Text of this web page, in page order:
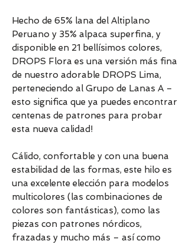
Hecho de 65% lana del Altiplano
Peruano y 35% alpaca superfina, y
disponible en 21 bellísimos colores,
DROPS Flora es una versión más fina
de nuestro adorable DROPS Lima,
perteneciendo al Grupo de Lanas A –
esto significa que ya puedes encontrar
centenas de patrones para probar
esta nueva calidad!
Cálido, confortable y con una buena
estabilidad de las formas, este hilo es
una excelente elección para modelos
multicolores (las combinaciones de
colores son fantásticas), como las
piezas con patrones nórdicos,
frazadas y mucho más – así como